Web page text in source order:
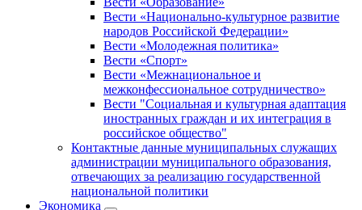
Вести «Национально-культурное развитие
народов Российской Федерации»
Вести «Молодежная политика»
Вести «Спорт»
Вести «Межнациональное и
межконфессиональное сотрудничество»
Вести "Социальная и культурная адаптация
иностранных граждан и их интеграция в
российское общество"
Контактные данные муниципальных служащих
администрации муниципального образования,
отвечающих за реализацию государственной
национальной политики
Экономика